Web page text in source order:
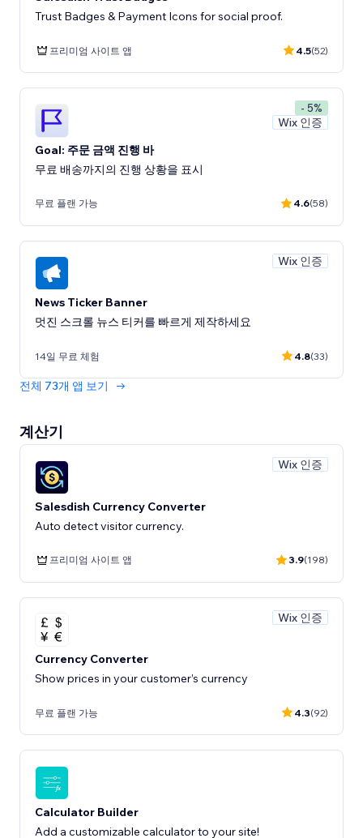
Trust Badges & Payment Icons for social proof.
프리미엄 사이트 앱 4.5(52)
- 5%
Wix 인증
Goal: 주문 금액 진행 바
무료 배송까지의 진행 상황을 표시
무료 플랜 가능 4.6(58)
Wix 인증
News Ticker Banner
멋진 스크롤 뉴스 티커를 빠르게 제작하세요
14일 무료 체험 4.8(33)
전체 73개 앱 보기
계산기
Wix 인증
Salesdish Currency Converter
Auto detect visitor currency.
프리미엄 사이트 앱 3.9(198)
Wix 인증
Currency Converter
Show prices in your customer’s currency
무료 플랜 가능 4.3(92)
Calculator Builder
Add a customizable calculator to your site!